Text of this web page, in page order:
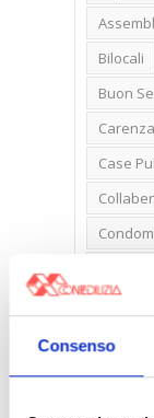
Consenso
Bilocali
Buon
Case
Gabetti